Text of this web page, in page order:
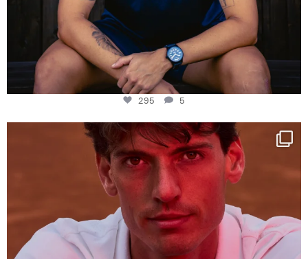
295 5
One last dance at home
This week at...
321
9